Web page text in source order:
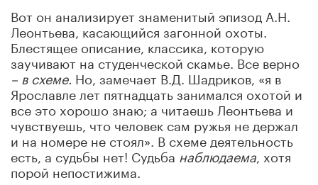
Вот он анализирует знаменитый эпизод А.Н.
Леонтьева, касающийся загонной охоты.
Блестящее описание, классика, которую
заучивают на студенческой скамье. Все верно
– в схеме. Но, замечает В.Д. Шадриков, «я в
Ярославле лет пятнадцать занимался охотой и
все это хорошо знаю; а читаешь Леонтьева и
чувствуешь, что человек сам ружья не держал
и на номере не стоял». В схеме деятельность
есть, а судьбы нет! Судьба наблюдаема , хотя
порой непостижима.